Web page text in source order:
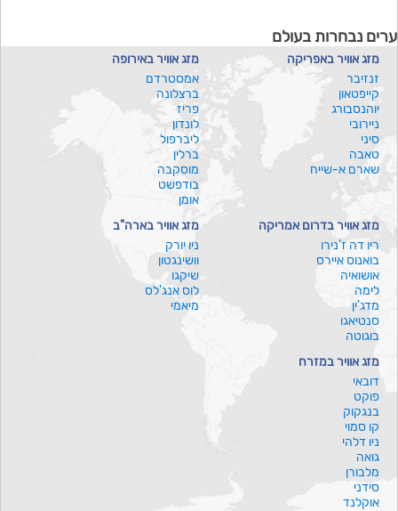
ערים נבחרות בעולם
מזג אוויר באפריקה
זנזיבר
קייפטאון
יוהנסבורג
ניירובי
סיני
טאבה
שארם א-שייח
מזג אוויר באירופה
אמסטרדם
ברצלונה
פריז
לונדון
ליברפול
ברלין
מוסקבה
בודפשט
אומן
מזג אוויר בדרום אמריקה
ריו דה ז'נירו
בואנוס איירס
אושואיה
לימה
מדג'ין
סנטיאגו
בוגוטה
מזג אוויר בארה"ב
ניו יורק
וושינגטון
שיקגו
לוס אנג'לס
מיאמי
מזג אוויר במזרח
דובאי
פוקט
בנגקוק
קו סמוי
ניו דלהי
גואה
מלבורן
סידני
אוקלנד